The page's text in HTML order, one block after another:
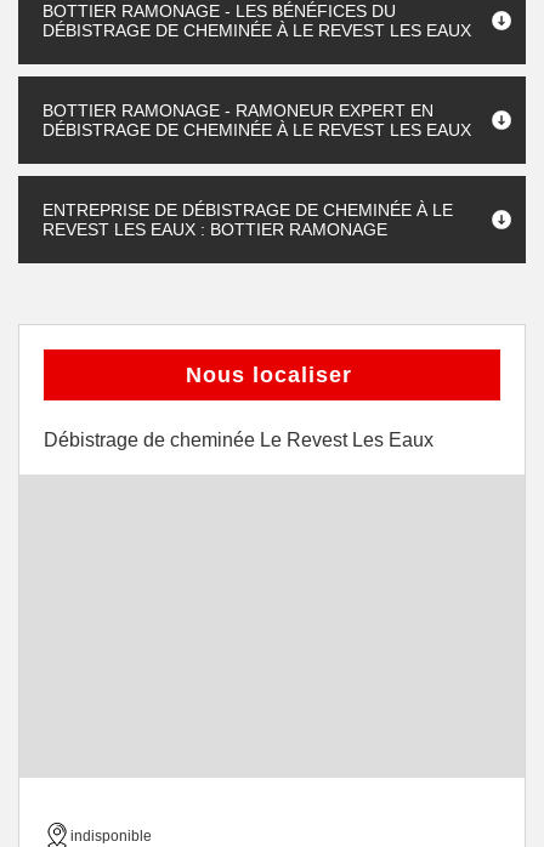
BOTTIER RAMONAGE - LES BÉNÉFICES DU
DÉBISTRAGE DE CHEMINÉE À LE REVEST LES EAUX
BOTTIER RAMONAGE - RAMONEUR EXPERT EN
DÉBISTRAGE DE CHEMINÉE À LE REVEST LES EAUX
ENTREPRISE DE DÉBISTRAGE DE CHEMINÉE À LE
REVEST LES EAUX : BOTTIER RAMONAGE
Nous localiser
Débistrage de cheminée Le Revest Les Eaux
indisponible